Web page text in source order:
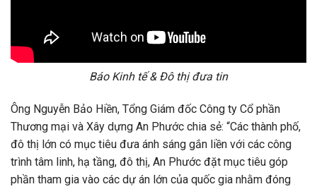
Báo Kinh tế & Đô thị đưa tin
Ông Nguyễn Bảo Hiền, Tổng Giám đốc Công ty Cổ phần
Thương mại và Xây dựng An Phước chia sẻ: “Các thành phố,
đô thị lớn có mục tiêu đưa ánh sáng gắn liền với các công
trình tâm linh, hạ tầng, đô thị, An Phước đặt mục tiêu góp
phần tham gia vào các dự án lớn của quốc gia nhằm đóng